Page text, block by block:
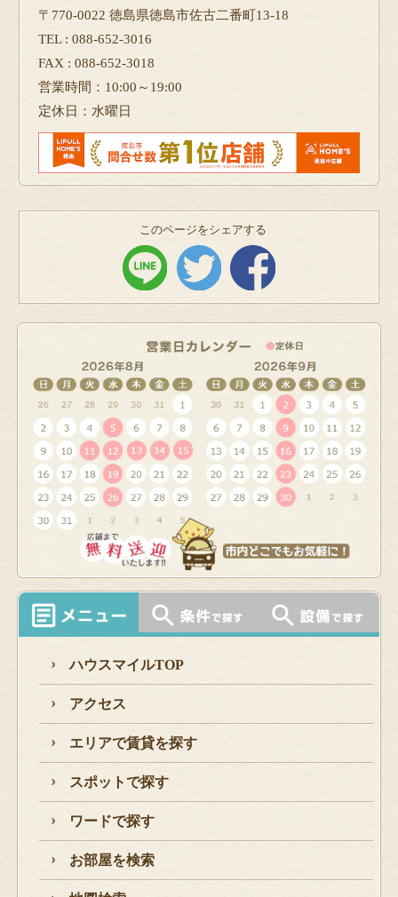
〒770-0022 徳島県徳島市佐古二番町13-18
TEL : 088-652-3016
FAX : 088-652-3018
営業時間：10:00～19:00
定休日：水曜日
このページをシェアする
ハウスマイルTOP
アクセス
エリアで賃貸を探す
スポットで探す
ワードで探す
お部屋を検索